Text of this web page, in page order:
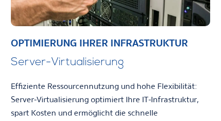
OPTIMIERUNG IHRER INFRASTRUKTUR
Server-Virtualisierung
Effiziente Ressourcennutzung und hohe Flexibilität:
Server-Virtualisierung optimiert Ihre IT-Infrastruktur,
spart Kosten und ermöglicht die schnelle